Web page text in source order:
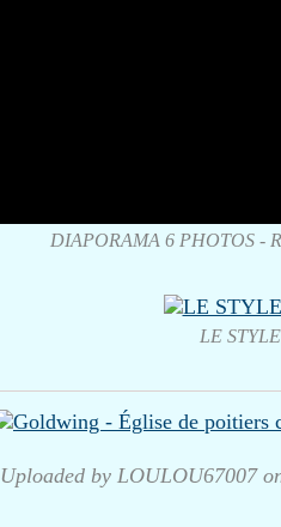
DIAPORAMA 6 PHOTOS -
LE
Uploaded by LOULOU67007